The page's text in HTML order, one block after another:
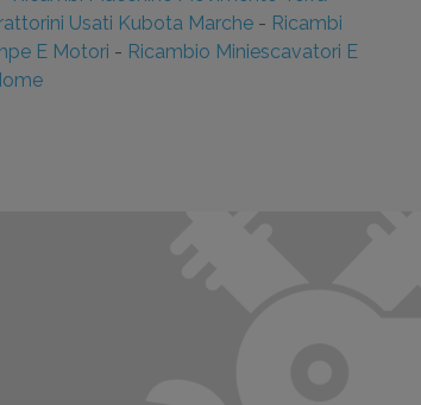
Usati Kubota Marche- Ricambi
E Motori - Ricambio Miniescavatori E